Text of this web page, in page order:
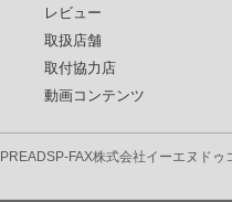
レビュー
取扱店舗
取付協力店
動画コンテンツ
SP-FAX株式会社イーエヌドゥ